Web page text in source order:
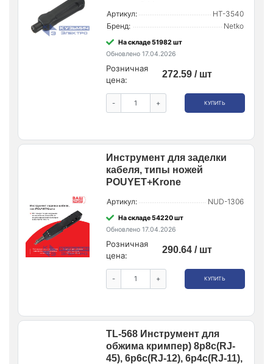
Артикул:
HT-3540
Бренд:
Netko
На складе 51982 шт
Обновлено 17.04.2026
Розничная
цена:
272.59 / шт
- + КУПИТЬ
Инструмент для заделки
кабеля, типы ножей
POUYET+Krone
Артикул: NUD-1306
На складе 54220 шт
Обновлено 17.04.2026
Розничная
цена:
290.64 / шт
- + КУПИТЬ
TL-568 Инструмент для
обжима кримпер) 8p8c(RJ-
45), 6p6c(RJ-12), 6p4c(RJ-11),